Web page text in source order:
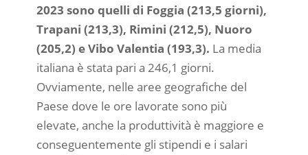
2023 sono quelli di Foggia (213,5 giorni),
Trapani (213,3), Rimini (212,5), Nuoro
(205,2) e Vibo Valentia (193,3). La media
italiana è stata pari a 246,1 giorni.
Ovviamente, nelle aree geografiche del
Paese dove le ore lavorate sono più
elevate, anche la produttività è maggiore e
conseguentemente gli stipendi e i salari